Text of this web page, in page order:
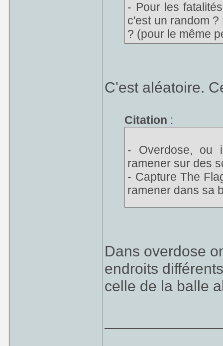
- Pour les
c'est un random
? (pour le même
C'est aléatoire.
Citation :
- Overdose, ou
ramener sur des
- Capture The
ramener dans sa
part remplacer
Dans overdose
endroits
celle de la balle